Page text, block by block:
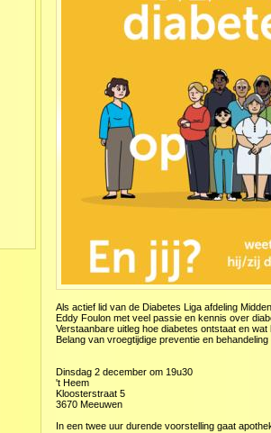
Als actief lid van de Diabetes Liga afdeling
Eddy Foulon met veel passie en kennis over
Verstaanbare uitleg hoe diabetes ontstaat en wat
Belang van vroegtijdige preventie en behandeling
Dinsdag 2 december om 19u30
't Heem
Kloosterstraat 5
3670 Meeuwen
In een twee uur durende voorstelling gaat